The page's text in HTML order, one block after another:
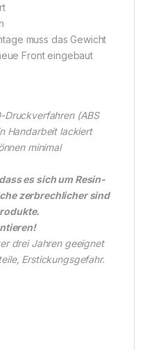
muss das Gewicht
Front eingebaut
Druckverfahren (ABS
Handarbeit lackiert
minimal
es sich um Resin-
zerbrechlicher sind
drei Jahren geeignet
Erstickungsgefahr.